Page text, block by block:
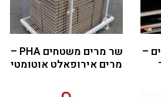
–
שר מרים משטחים PHA –
מרים אירופאלט אוטומטי